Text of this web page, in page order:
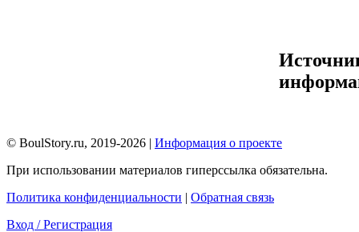
© BoulStory.ru, 2019-2026 | Информация о проекте
При использовании материалов гиперссылка обязательна.
Политика конфиденциальности | Обратная связь
Вход / Регистрация